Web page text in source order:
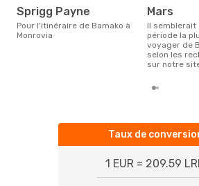
Sprigg Payne
Pour l'itinéraire de Bamako à
Monrovia
mars
Il semblerait que mars soit la
période la
voyager de
selon les
sur notre
Taux de
1 EUR = 209.59